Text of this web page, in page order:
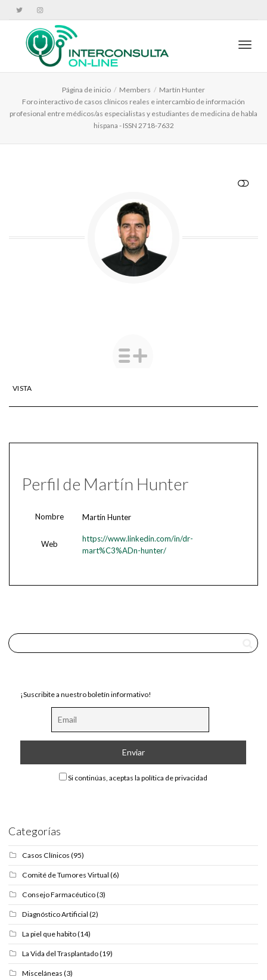
Página de inicio Members
Martín Hunter
Foro interactivo de casos clínicos reales e intercambio de información
profesional entre médicos/as especialistas y estudiantes de medicina de habla
hispana - ISSN 2718-7632
VISTA
Perfil de Martín Hunter
Nombre Martín Hunter
Web
https://www.linkedin.com/in/dr-
mart%C3%ADn-hunter/
¡Suscribite a nuestro boletín informativo!
Si continúas, aceptas la política de privacidad
Categorías
Casos Clínicos (95)
Comité de Tumores Virtual (6)
Consejo Farmacéutico(3)
Diagnóstico Artificial (2)
La piel que habito(14)
La Vida del Trasplantado(19)
Misceláneas (3)